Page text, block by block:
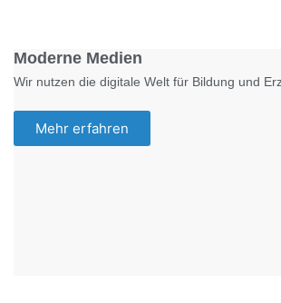
Moderne Medien
Wir nutzen die digitale Welt für Bildung und
Mehr erfahren